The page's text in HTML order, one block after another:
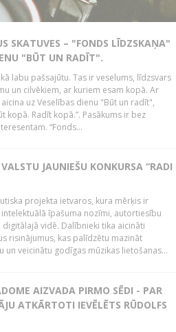
SKATUVES – "FONDS LĪDZSKAŅA"
"BŪT UN RADĪT".
labu pašsajūtu. Tas ir veselums, līdzsvars
un cilvēkiem, ar kuriem esam kopā. Ar
uz Veselības dienu "Būt un radīt",
kopā. Radīt kopā.”. Pasākums ir bez
“Fonds...
JAUNIEŠU KONKURSA “RADI
projekta ietvaros, kura mērķis ir
īpašuma nozīmi, autortiesību
vidē. Dalībnieki tika aicināti
risinājumus, kas palīdzētu mazināt
un veicinātu godīgas mūzikas lietošanas...
AIZVADA PIRMO SĒDI - PAR
ATKĀRTOTI IEVĒLĒTS RŪDOLFS